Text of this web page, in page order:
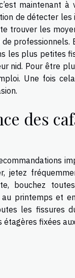
maintenant à
de détecter
trouver les
de
les plus petites
nid. Pour être
Une fois
des
jetez
bouchez
printemps et
les fissures
fixées